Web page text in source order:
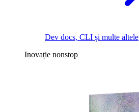
Dev docs, CLI și multe altele
Inovație nonstop